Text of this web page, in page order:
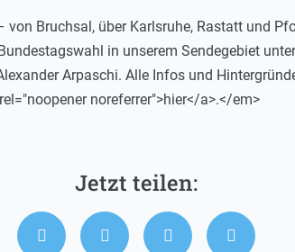
Bruchsal, über Karlsruhe, Rastatt und
in unserem Sendegebiet
Arpaschi. Alle Infos und
noreferrer">hier</a>.</em>